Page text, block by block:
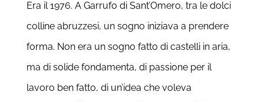
​Era il 1976. A Garrufo di Sant’Omero, tra le dolci
colline abruzzesi, un sogno iniziava a prendere
forma. Non era un sogno fatto di castelli in aria,
ma di solide fondamenta, di passione per il
lavoro ben fatto, di un’idea che voleva